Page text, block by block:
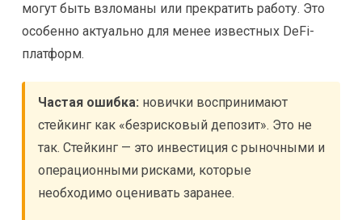
могут быть взломаны или прекратить работу. Это
особенно актуально для менее известных DeFi-
платформ.
Частая ошибка: новички воспринимают
стейкинг как «безрисковый депозит». Это не
так. Стейкинг — это инвестиция с рыночными и
операционными рисками, которые
необходимо оценивать заранее.